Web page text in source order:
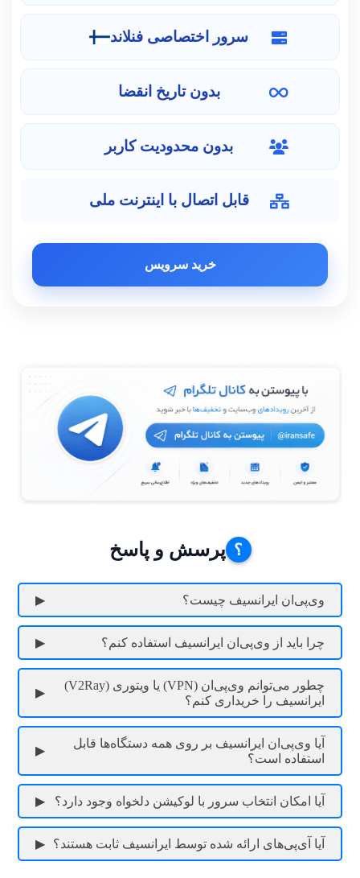
سرور اختصاصی فنلاند
بدون تاریخ انقضا
بدون محدودیت کاربر
قابل اتصال با اینترنت ملی
خرید سرویس
پرسش و پاسخ
وی‌پی‌ان ایرانسیف چیست؟
چرا باید از وی‌پی‌ان ایرانسیف استفاده کنم؟
چطور می‌توانم وی‌پی‌ان (VPN) یا ویتوری (V2Ray)
ایرانسیف را خریداری کنم؟
آیا وی‌پی‌ان ایرانسیف بر روی همه دستگاه‌ها قابل
استفاده است؟
آیا امکان انتخاب سرور با لوکیشن دلخواه وجود دارد؟
آیا آی‌پی‌های ارائه شده توسط ایرانسیف ثابت هستند؟